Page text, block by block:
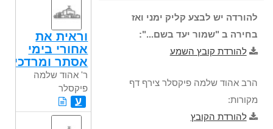
להורדה יש לבצע קליק ימני ואז
בחירה ב "שמור יעד בשם...":
להורדת קובץ השמע
הרב אהוד שלמה פיקסלר צירף דף
מקורות:
להורדת הקובץ
וראית את
אחורי בימי
אסתר ומרדכי
ר' אהוד שלמה
פיקסלר
ע